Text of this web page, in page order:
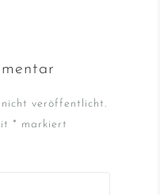
veröffentlicht.
* markiert